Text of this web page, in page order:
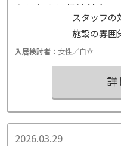
あり何より収納付き三
スタッフの
施設の雰囲
入居検討者： 女性／自立
詳
2026.03.29